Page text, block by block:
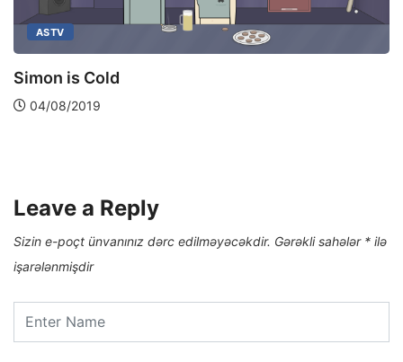
ASTV
Simon is Cold
04/08/2019
Leave a Reply
Sizin e-poçt ünvanınız dərc edilməyəcəkdir. Gərəkli sahələr * ilə
işarələnmişdir